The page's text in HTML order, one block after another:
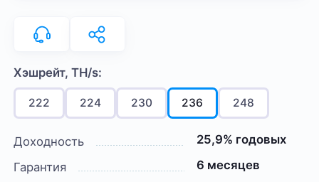
Хэшрейт, TH/s:
222 224 230 236 248
Доходность
25,9% годовых
Гарантия
6 месяцев